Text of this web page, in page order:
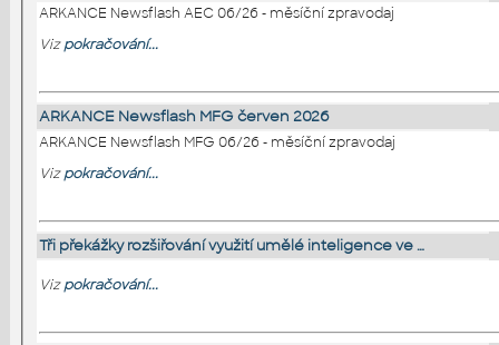
ARKANCE Newsflash AEC 06/26 - měsíční zpravodaj
Vizpokračování...
ARKANCE Newsflash MFG červen 2026
ARKANCE Newsflash MFG 06/26 - měsíční zpravodaj
Vizpokračování...
Tři překážky rozšiřování využití umělé inteligence ve …
Vizpokračování...